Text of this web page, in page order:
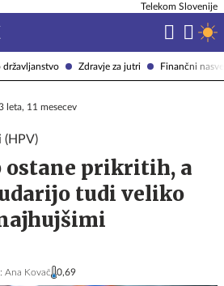
državljanstvo Zdravje za jutri Finančni
Telekom Slovenije
leta, 11 mesecev
(HPV)
ostane prikritih, a
tudi veliko
Ana Kovač 0,69